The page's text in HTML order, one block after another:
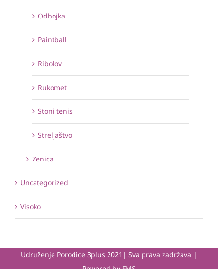
Odbojka
Paintball
Ribolov
Rukomet
Stoni tenis
Streljaštvo
Zenica
Uncategorized
Visoko
Udruženje Porodice 3plus 2021| Sva prava zadržava |